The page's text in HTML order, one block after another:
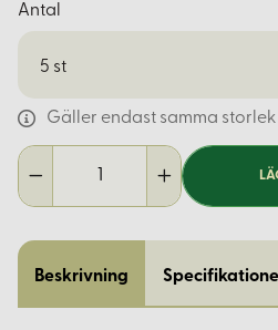
Antal
5 st
Gäller endast samma
Beskrivning